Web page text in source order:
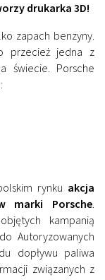
drukarka 3D!
zapach benzyny.
przecież jedna z
świecie. Porsche
rynku akcja
marki Porsche.
kampanią
Autoryzowanych
dopływu paliwa
związanych z